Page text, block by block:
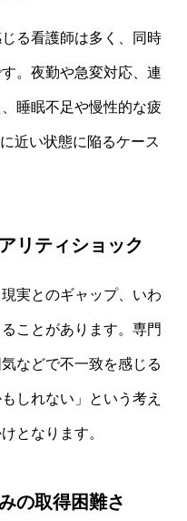
る看護師は多く、同時
。夜勤や急変対応、連
睡眠不足や慢性的な疲
近い状態に陥るケース
リティショック
実とのギャップ、いわ
ことがあります。専門
などで不一致を感じる
しれない」という考え
となります。
の取得困難さ